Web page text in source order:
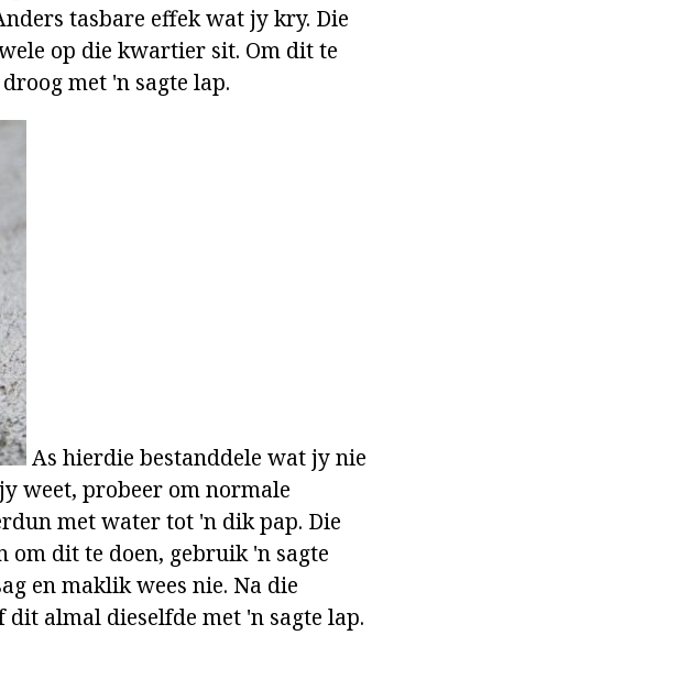
tasbare effek wat jy kry. Die
op die kwartier sit. Om dit te
met 'n sagte lap.
As hierdie bestanddele wat jy nie
weet, probeer om normale
met water tot 'n dik pap. Die
om dit te doen, gebruik 'n sagte
en maklik wees nie. Na die
almal dieselfde met 'n sagte lap.